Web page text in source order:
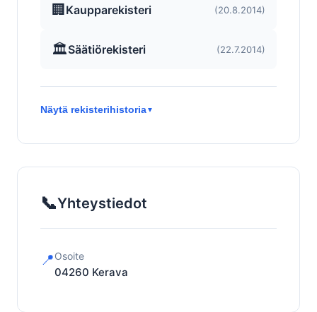
🏢 Kaupparekisteri (20.8.2014)
🏛️Säätiörekisteri (22.7.2014)
Näytä rekisterihistoria▼
📞Yhteystiedot
📍Osoite
04260 Kerava